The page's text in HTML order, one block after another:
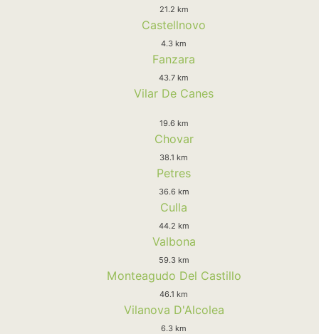
21.2 km
Castellnovo
4.3 km
Fanzara
43.7 km
Vilar De Canes
19.6 km
Chovar
38.1 km
Petres
36.6 km
Culla
44.2 km
Valbona
59.3 km
Monteagudo Del Castillo
46.1 km
Vilanova D'Alcolea
6.3 km